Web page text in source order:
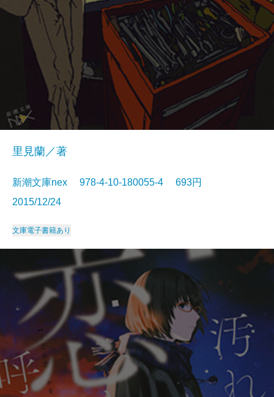
里見蘭／著
新潮文庫nex 978-4-10-180055-4 693円
2015/12/24
文庫電子書籍あり